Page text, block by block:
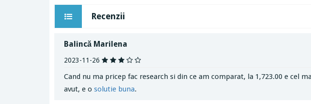
Recenzii
Balincă Marilena
2023-11-26
Cand nu ma pricep fac research si din ce am comparat, la 1,723.00 e cel
avut, e o solutie buna.